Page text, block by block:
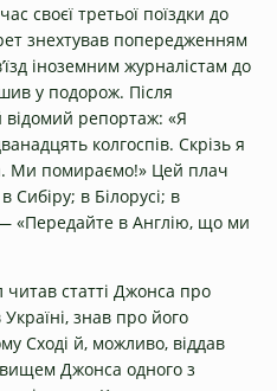
своєї третьої поїздки до
знехтував попередженням
іноземним журналістам до
у подорож. Після
відомий репортаж: «Я
колгоспів. Скрізь я
Ми помираємо!» Цей плач
Сибіру; в Білорусі; в
— «Передайте в Англію, що ми
статті Джонса про
знав про його
Сході й, можливо, віддав
Джонса одного з